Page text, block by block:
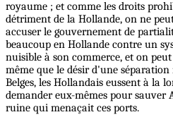
royaume ; et comme les droits
détriment de la Hollande, on ne
accuser le gouvernement de
beaucoup en Hollande contre un
nuisible à son commerce, et on
même que le désir d'une
Belges, les Hollandais eussent à la
demander eux-mêmes pour sauver
ruine qui menaçait ces ports.